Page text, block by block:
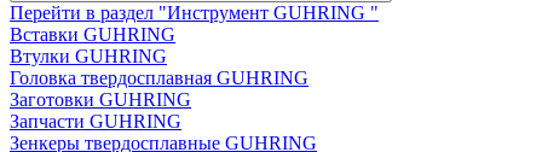
Перейти в раздел "Инструмент GUHRING "
Вставки GUHRING
Втулки GUHRING
Головка твердосплавная GUHRING
Заготовки GUHRING
Запчасти GUHRING
Зенкеры твердосплавные GUHRING